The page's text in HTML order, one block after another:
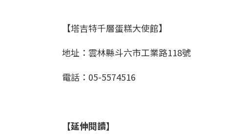
【塔吉特千層蛋糕大使館】
地址：雲林縣斗六市工業路118號
電話：05-5574516
【延伸閱讀】